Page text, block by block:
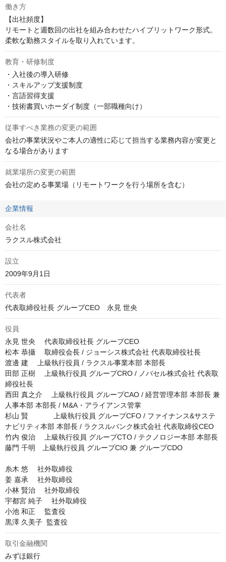
働き方
【出社頻度】
リモートと週数回の出社を組み合わせたハイブリットワーク形式。
柔軟な勤務スタイルを取り入れています。
教育・研修制度
・入社後の導入研修
・スキルアップ支援制度
・言語習得支援
・技術書買いホーダイ制度（一部職種向け）
従事すべき業務の変更の範囲
会社の事業状況やご本人の適性に応じて担当する業務内容が変更と
なる場合があります
就業場所の変更の範囲
会社の定める事業場（リモートワークを行う場所を含む）
企業情報
会社名
ラクスル株式会社
設立
2009年9月1日
代表者
代表取締役社長 グループCEO　永見 世央
役員
永見 世央 　代表取締役社長 グループCEO
松本 恭攝 　取締役会長 / ジョーシス株式会社 代表取締役社長
渡邊 建 　上級執行役員 / ラクスル事業本部 本部長
田部 正樹 　上級執行役員 グループCRO / ノバセル株式会社 代表取
締役社長
西田 真之介 　上級執行役員 グループCAO / 経営管理本部 本部長 兼
人事本部 本部長 / M&A・アライアンス管掌
杉山 賢 　        上級執行役員 グループCFO / ファイナンス&サステ
ナビリティ本部 本部長 / ラクスルバンク株式会社 代表取締役CEO
竹内 俊治 　上級執行役員 グループCTO / テクノロジー本部 本部長
藤門 千明　上級執行役員 グループCIO 兼 グループCDO
糸木 悠 　社外取締役
姜 嘉承 　社外取締役
小林 賢治 　社外取締役
宇都宮 純子 　社外取締役
小池 和正 　監査役
黒澤 久美子  監査役
取引金融機関
みずほ銀行